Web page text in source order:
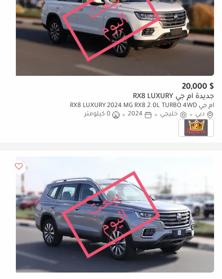
$ 20,000
جديدة أم جي RX8 LUXURY
أم جي RX8 LUXURY 2024 MG RX8 2.0L TURBO 4WD
دبي
خليجي 2024 0 كيلومتر